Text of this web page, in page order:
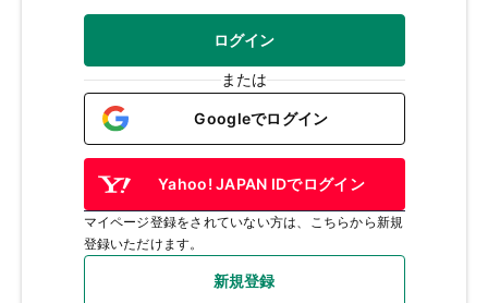
ログイン
または
Googleでログイン
Yahoo! JAPAN IDでログイン
マイページ登録をされていない方は、こちらから新規
登録いただけます。
新規登録